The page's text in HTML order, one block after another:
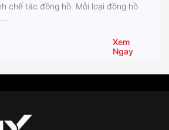
chế tác đồng hồ. Mỗi loại đồng hồ
Xem
Ngay